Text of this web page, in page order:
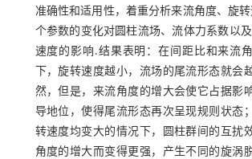
准确性和适用性，着重分析来流角度、旋
个参数的变化对圆柱流场、流体力系数以
速度的影响.结果表明：在间距比和来流
下，旋转速度越小，流场的尾流形态就会
然，但是，来流角度的增大会使它占据影
导地位，使得尾流形态再次呈现规则状态
转速度均变大的情况下，圆柱群间的互扰
角度的增大而变得更强，产生不同的旋涡